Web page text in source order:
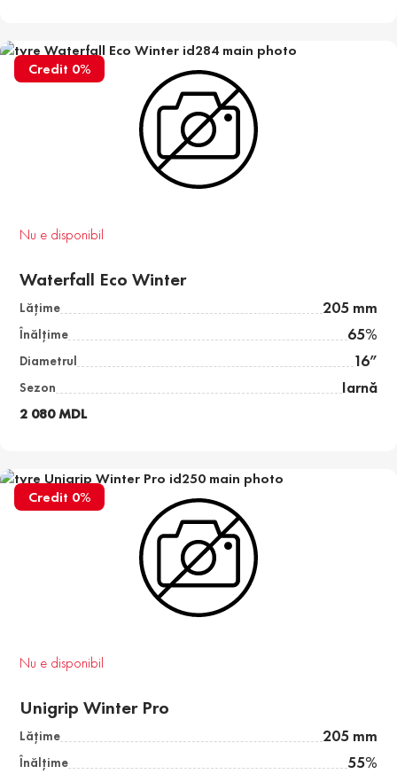
Credit 0%
Nu e disponibil
Waterfall Eco Winter
Lăţime 205 mm
Înălţime 65%
Diametrul 16”
Sezon Iarnă
2 080 MDL
Credit 0%
Nu e disponibil
Unigrip Winter Pro
Lăţime 205 mm
Înălţime 55%